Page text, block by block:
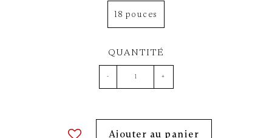
18 pouces
QUANTITÉ
- +
Ajouter au panier